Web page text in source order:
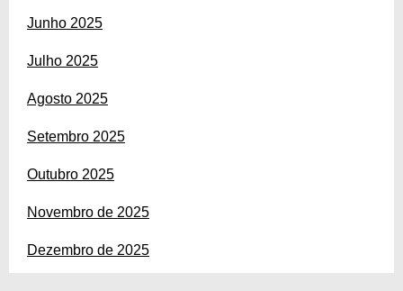
Junho 2025
Julho 2025
Agosto 2025
Setembro 2025
Outubro 2025
Novembro de 2025
Dezembro de 2025